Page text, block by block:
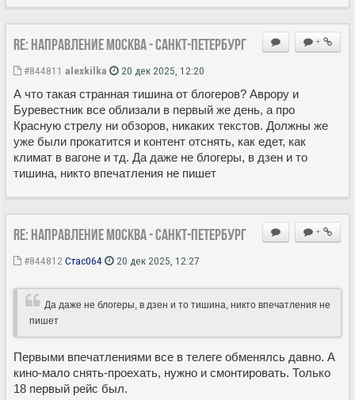
+
Re: Направление Москва - Санкт-Петербург
#844811 alexkilka 20 дек 2025, 12:20
А что такая странная тишина от блогеров? Аврору и
Буревестник все облизали в первый же день, а про
Красную стрелу ни обзоров, никаких текстов. Должны же
уже были прокатится и контент отснять, как едет, как
климат в вагоне и тд. Да даже не блогеры, в дзен и то
тишина, никто впечатления не пишет
+
Re: Направление Москва - Санкт-Петербург
#844812 Стас064 20 дек 2025, 12:27
Да даже не блогеры, в дзен и то тишина, никто впечатления не
пишет
Первыми впечатлениями все в телеге обменялсь давно. А
кино-мало снять-проехать, нужно и смонтировать. Только
18 первый рейс был.